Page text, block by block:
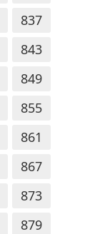
837
843
849
855
861
867
873
879